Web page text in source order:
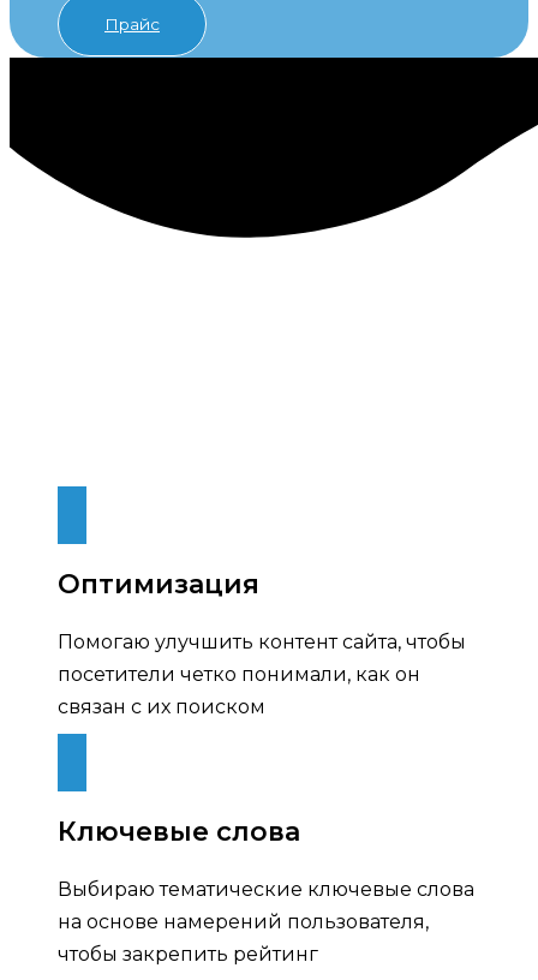
Прайс
Оптимизация
Помогаю улучшить контент сайта, чтобы
посетители четко понимали, как он
связан с их поиском
Ключевые слова
Выбираю тематические ключевые слова
на основе намерений пользователя,
чтобы закрепить рейтинг